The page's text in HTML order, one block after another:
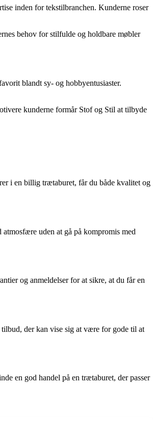
inden for tekstilbranchen. Kunderne roser
behov for stilfulde og holdbare møbler
blandt sy- og hobbyentusiaster.
kunderne formår Stof og Stil at tilbyde
i en billig trætaburet, får du både kvalitet og
uden at gå på kompromis med
og anmeldelser for at sikre, at du får en
der kan vise sig at være for gode til at
en god handel på en trætaburet, der passer